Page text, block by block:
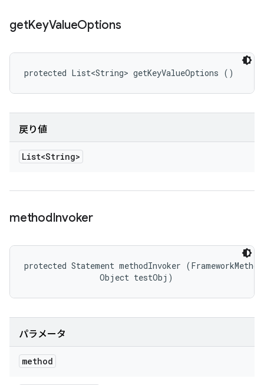
getKeyValueOptions
protected List<String> getKeyValueOptions ()
戻り値
List<String>
methodInvoker
protected Statement methodInvoker
                Object testObj)
パラメータ
method